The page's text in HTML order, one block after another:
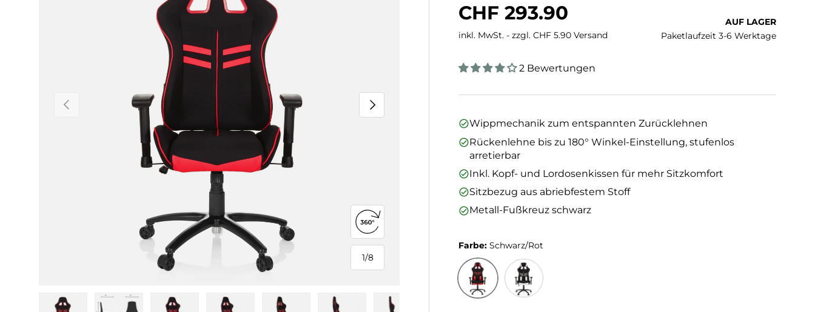
Vorherige
1/
von
8
Nächste
360°-Ansicht öffnen
Normaler Preis
CHF 293.90
inkl. MwSt. - zzgl. CHF 5.90 Versand
AUF LAGER
Paketlaufzeit 3-6 Werktage
2 Bewertungen
Wippmechanik zum entspannten Zurücklehnen
Rückenlehne bis zu 180° Winkel-Einstellung, stufenlos
arretierbar
Inkl. Kopf- und Lordosenkissen für mehr Sitzkomfort
Sitzbezug aus abriebfestem Stoff
Metall-Fußkreuz schwarz
Farbe:Schwarz/Rot
Schwarz/Rot